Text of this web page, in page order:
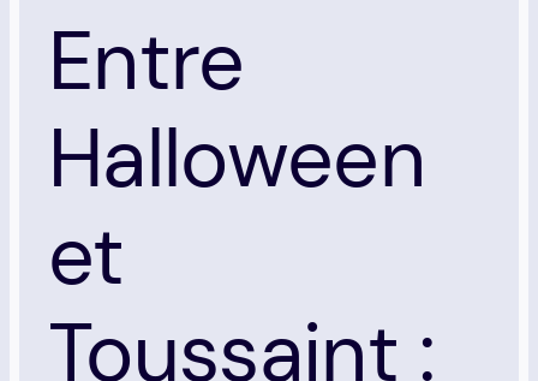
Entre
Halloween
et
Toussaint :